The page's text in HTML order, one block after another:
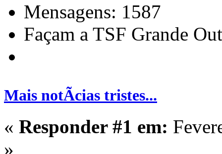
Mensagens: 1587
Façam a TSF Grande
Mais notÃ­cias tristes...
« Responder #1 em:
»